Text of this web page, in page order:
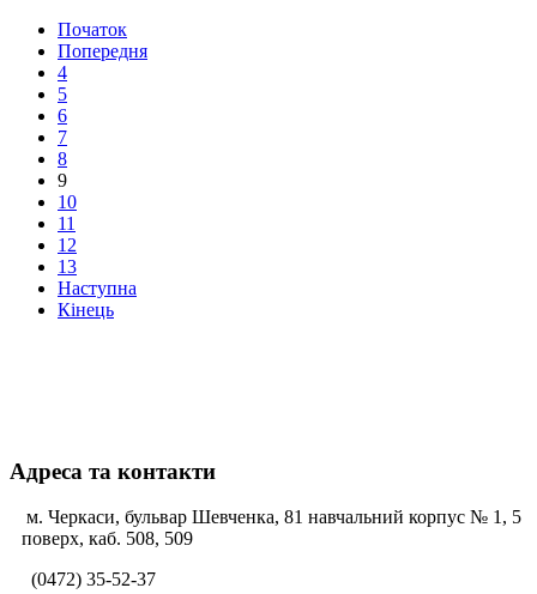
Початок
Попередня
4
5
6
7
8
9
10
11
12
13
Наступна
Кінець
Адреса та контакти
м. Черкаси, бульвар Шевченка, 81 навчальний корпус № 1, 5
поверх, каб. 508, 509
(0472) 35-52-37